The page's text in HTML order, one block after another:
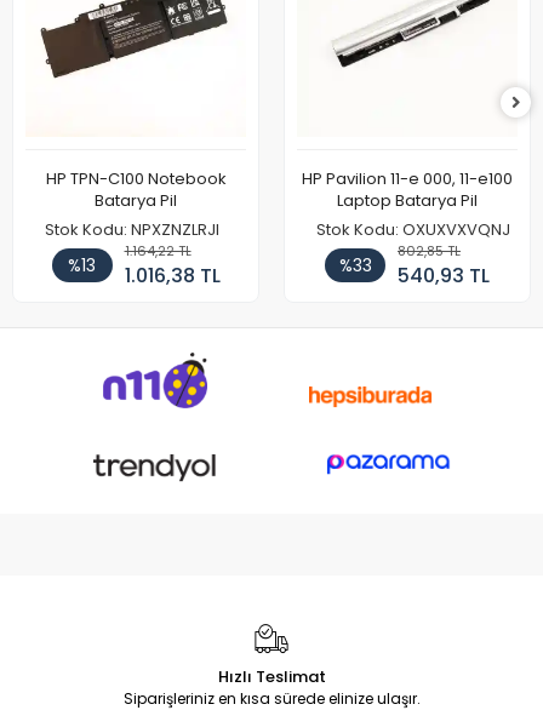
HP TPN-C100 Notebook
Batarya Pil
Stok Kodu: NPXZNZLRJI
%13
1.164,22 TL
1.016,38 TL
HP Pavilion 11-e 000, 11-e100
Laptop Batarya Pil
Stok Kodu: OXUXVXVQNJ
%33
802,85 TL
540,93 TL
Hızlı Teslimat
Siparişleriniz en kısa sürede elinize ulaşır.